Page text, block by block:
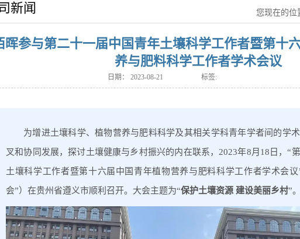
新闻 您现在的位
晖参与第二十一届中国青年土壤科学工作者暨第十
养与肥料科学工作者学术会议
日期： 2023-08-21 标签:
为增进土壤科学、植物营养与肥料科学及其相关学科青年学者间的学
叉和协同发展，探讨土壤健康与乡村振兴的内在联系，2023年8月18日，“
土壤科学工作者暨第十六届中国青年植物营养与肥料科学工作者学术会
会”）在贵州省遵义市顺利召开。大会主题为“保护土壤资源 建设美丽乡村”。